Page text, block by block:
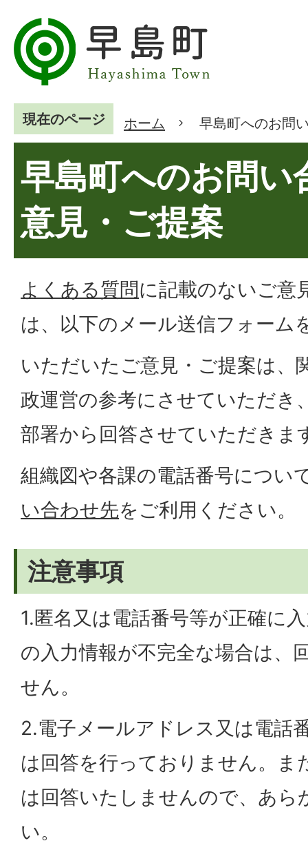
現在のページ ホーム 早島町へのお問
早島町へのお問い
意見・ご提案
よくある質問に記載のないご意
は、以下のメール送信フォーム
いただいたご意見・ご提案は、
政運営の参考にさせていただき
部署から回答させていただきま
組織図や各課の電話番号につい
い合わせ先をご利用ください。
注意事項
1.匿名又は電話番号等が正確に
の入力情報が不完全な場合は、
せん。
2.電子メールアドレス又は電話
は回答を行っておりません。ま
は回答いたしませんので、あら
い。